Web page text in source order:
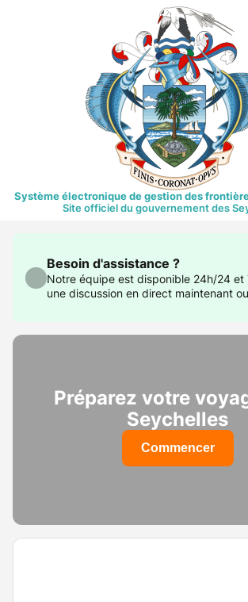
Système électronique de gestion des
Site officiel du gouvernement des
Besoin d'assistance ?
Notre équipe est disponible 24h/24 et
une discussion en direct maintenant
Préparez votre
Seychelles
Commencer